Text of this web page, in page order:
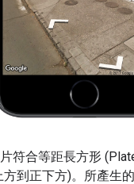
符合等距長方形
到正下方)。所產生